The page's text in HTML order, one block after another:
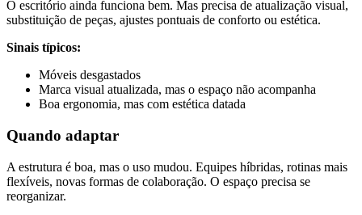
O escritório ainda funciona bem. Mas precisa de atualização visual,
substituição de peças, ajustes pontuais de conforto ou estética.
Sinais típicos:
Móveis desgastados
Marca visual atualizada, mas o espaço não acompanha
Boa ergonomia, mas com estética datada
Quando adaptar
A estrutura é boa, mas o uso mudou. Equipes híbridas, rotinas mais
flexíveis, novas formas de colaboração. O espaço precisa se
reorganizar.